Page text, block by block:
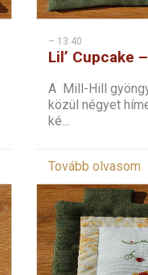
– 13:40
Lil’ Cupcake
A Mill-Hill
közül négyet
ké...
Tovább olvasom